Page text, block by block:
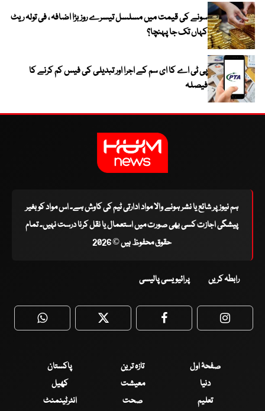
سونے کی قیمت میں مسلسل تیسرے روز بڑا اضافہ ، فی تولہ ریٹ
کہاں تک جا پہنچا؟
پی ٹی اے کا ای سم کے اجرا اور تبدیلی کی فیس کم کرنے کا
فیصلہ
ہم نیوز پر شائع یا نشر ہونے والا مواد ادارتی ٹیم کی کاوش ہے۔ اس مواد کو بغیر
پیشگی اجازت کسی بھی صورت میں استعمال یا نقل کرنا درست نہیں۔ تمام
حقوق محفوظ ہیں © 2026
رابطہ کریں پرائیویسی پالیسی
WhatsApp Twitter Facebook
صفحۂ اول تازہ ترین
پاکستان
دنیا
معیشت
کھیل
تعلیم
صحت انٹرٹینمنٹ